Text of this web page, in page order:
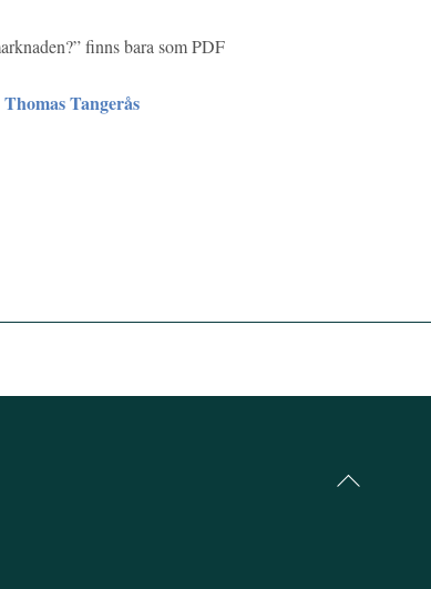
finns bara som PDF
Thomas Tangerås
Back